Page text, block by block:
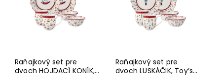
Abecedne
Raňajkový set pre
dvoch HOJDACÍ KONÍK,
Raňajkový set pre
dvoch LUSKÁČIK, Toy’s